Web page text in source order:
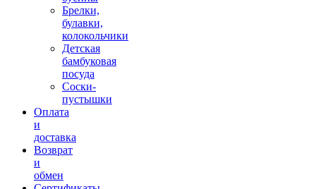
Брелки,
булавки,
колокольчики
Детская
бамбуковая
посуда
Соски-
пустышки
Оплата
и
доставка
Возврат
и
обмен